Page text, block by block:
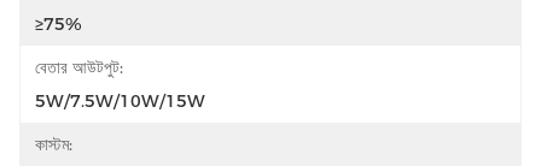
≥75%
বেতার আউটপুট:
5W/7.5W/10W/15W
কাস্টম: